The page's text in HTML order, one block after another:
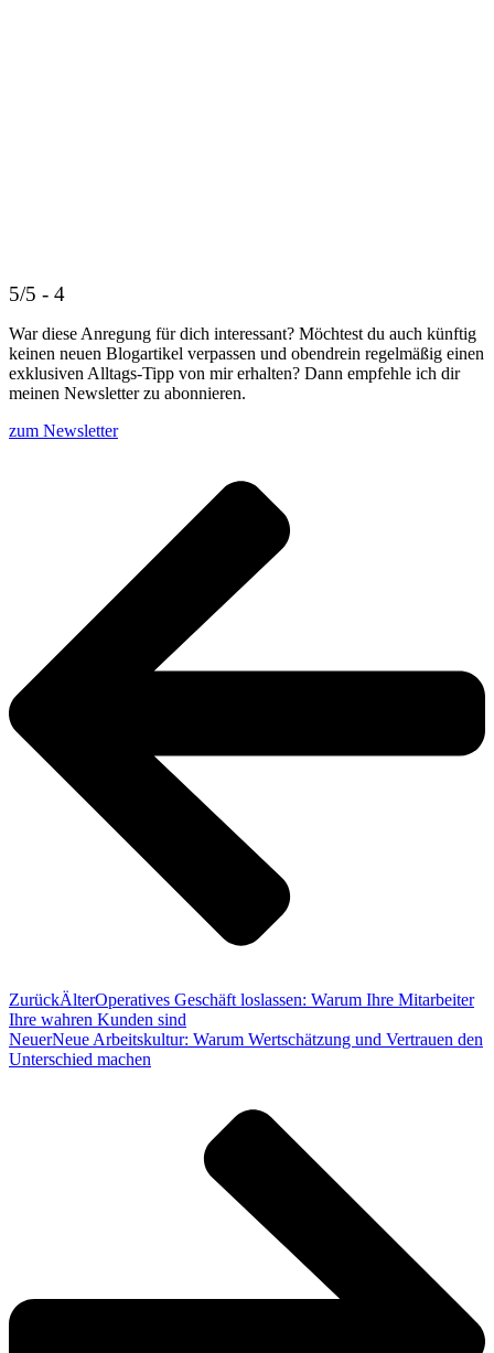
5/5 - 4
War diese Anregung für dich interessant? Möchtest du auch künftig
keinen neuen Blogartikel verpassen und obendrein regelmäßig einen
exklusiven Alltags-Tipp von mir erhalten? Dann empfehle ich dir
meinen Newsletter zu abonnieren.
zum Newsletter
ZurückÄlterOperatives Geschäft loslassen: Warum Ihre Mitarbeiter
Ihre wahren Kunden sind
NeuerNeue Arbeitskultur: Warum Wertschätzung und Vertrauen den
Unterschied machen